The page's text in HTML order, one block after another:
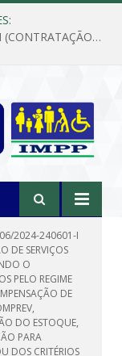
Dispensa de Licitação Nº 7/2026-300404-I (CONTRATAÇÃO DE EMPRESA PARA MANUTENÇÃO E REPARAÇÃO DE APARELHOS DE AR CONDICIONADO, EM ATENDIMENTO ÀS NECESSIDADES DO INSTITUTO DE PREVIDÊNCIA MUNICIPAL DE PORTEL/PA)
2024-240601-I
DE SERVIÇOS
O
PELO REGIME
DE
DO ESTOQUE,
PARA
DOS CRITÉRIOS